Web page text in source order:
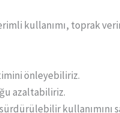
kullanımı, toprak
önleyebiliriz.
azaltabiliriz.
kullanımını